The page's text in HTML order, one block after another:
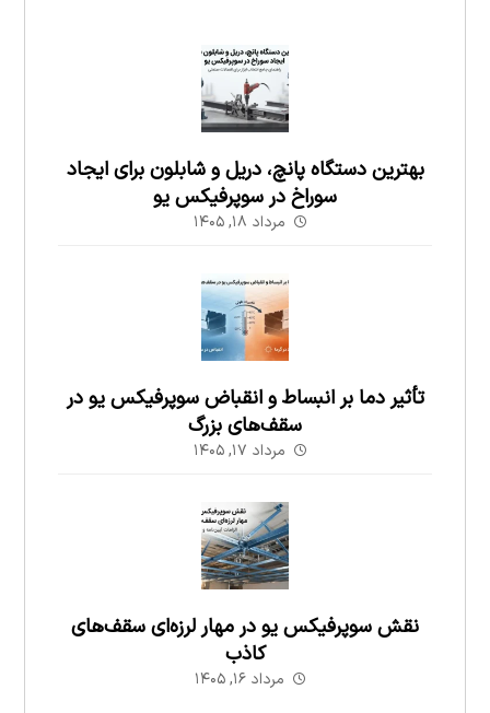
بهترین دستگاه پانچ، دریل و شابلون برای ایجاد
سوراخ در سوپرفیکس یو
مرداد ۱۸, ۱۴۰۵
تأثیر دما بر انبساط و انقباض سوپرفیکس یو در
سقف‌های بزرگ
مرداد ۱۷, ۱۴۰۵
نقش سوپرفیکس یو در مهار لرزه‌ای سقف‌های
کاذب
مرداد ۱۶, ۱۴۰۵